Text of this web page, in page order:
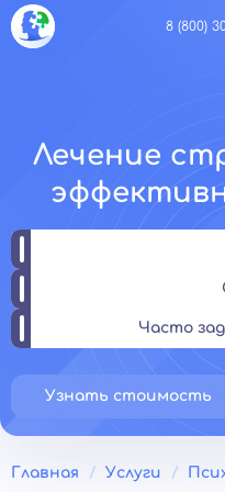
8 (800)
Лечение
Часто
Узнать стоимость
Главная Услуги